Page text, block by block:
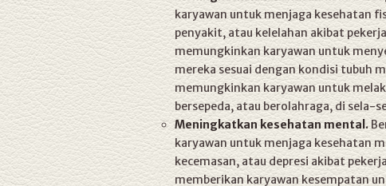
karyawan untuk menjaga kesehatan
penyakit, atau kelelahan akibat
memungkinkan karyawan untuk
mereka sesuai dengan kondisi tubuh
memungkinkan karyawan untuk
bersepeda, atau berolahraga, di sela-
Meningkatkan kesehatan mental.
karyawan untuk menjaga kesehatan
kecemasan, atau depresi akibat
memberikan karyawan kesempatan